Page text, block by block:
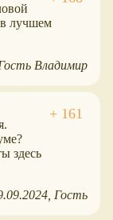
лучшем
Владимир
здесь
Гость